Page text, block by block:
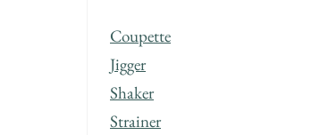
Coupette
Jigger
Shaker
Strainer